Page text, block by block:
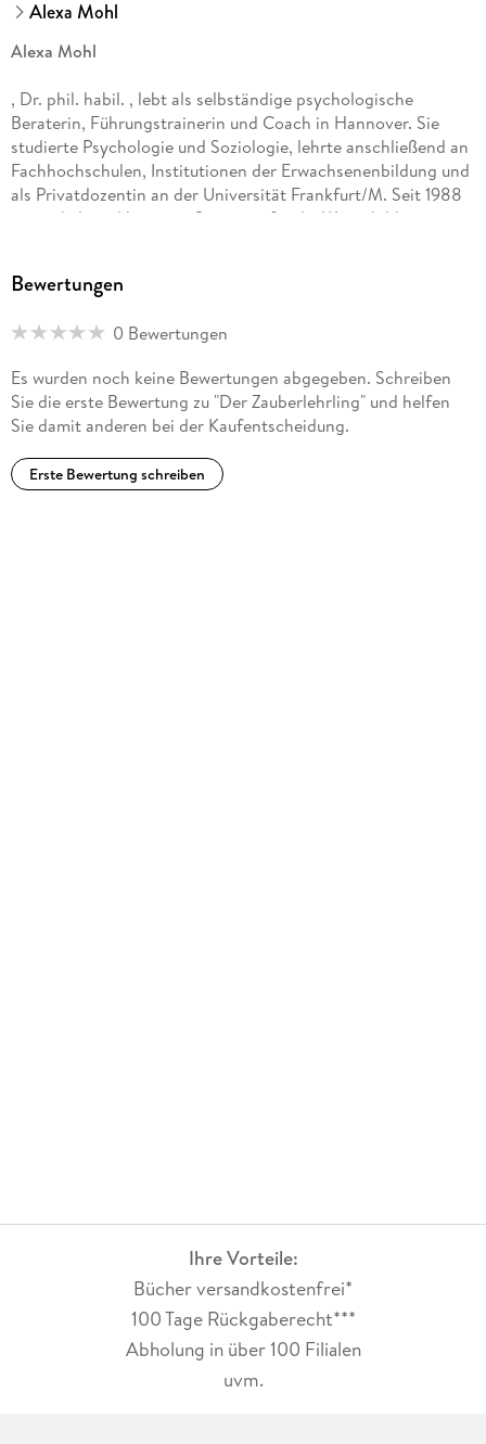
Alexa Mohl
Alexa Mohl
, Dr. phil. habil. , lebt als selbständige psychologische
Beraterin, Führungstrainerin und Coach in Hannover. Sie
studierte Psychologie und Soziologie, lehrte anschließend an
Fachhochschulen, Institutionen der Erwachsenenbildung und
als Privatdozentin an der Universität Frankfurt/M. Seit 1988
entwickelt und leitet sie Seminare für die Weiterbildung von
Bewertungen
0 Bewertungen
Es wurden noch keine Bewertungen abgegeben. Schreiben
Sie die erste Bewertung zu "Der Zauberlehrling" und helfen
Sie damit anderen bei der Kaufentscheidung.
Erste Bewertung schreiben
Ihre Vorteile:
Bücher versandkostenfrei*
100 Tage Rückgaberecht***
Abholung in über 100 Filialen
uvm.